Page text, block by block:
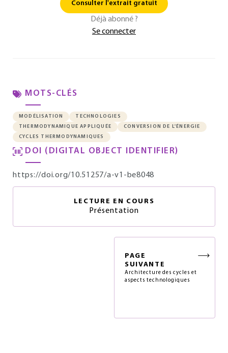
Consulter l'extrait gratuit
Déjà abonné ?
Se connecter
MOTS-CLÉS
MODÉLISATION
TECHNOLOGIES
THERMODYNAMIQUE APPLIQUÉE
CONVERSION DE L'ÉNERGIE
CYCLES THERMODYNAMIQUES
DOI (DIGITAL OBJECT IDENTIFIER)
https://doi.org/10.51257/a-v1-be8048
LECTURE EN COURS
Présentation
PAGE
SUIVANTE
Architecture des cycles et
aspects technologiques